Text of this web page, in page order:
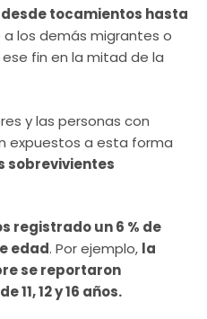
desde tocamientos hasta
los demás migrantes o
fin en la mitad de la
y las personas con
expuestos a esta forma
sobrevivientes
registrado un 6 % de
edad. Por ejemplo, la
se reportaron
11, 12 y 16 años.